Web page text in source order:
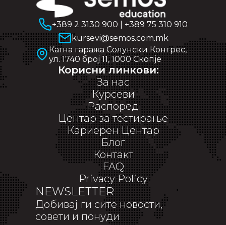
+389 2 3130 900
+389 75 310 910
kursevi@semos.com.mk
Катна гаража Солунски Конгрес,
ул. 1740 број 11, 1000 Скопје
Корисни линкови:
За нас
Курсеви
Распоред
Центар за тестирање
Кариерен Центар
Блог
Контакт
FAQ
Privacy Policy
NEWSLETTER
Добивај ги сите новости,
совети и понуди